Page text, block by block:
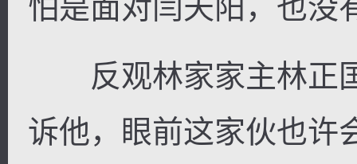
怕是面对闫天阳，也没
反观林家家主林正
诉他，眼前这家伙也许